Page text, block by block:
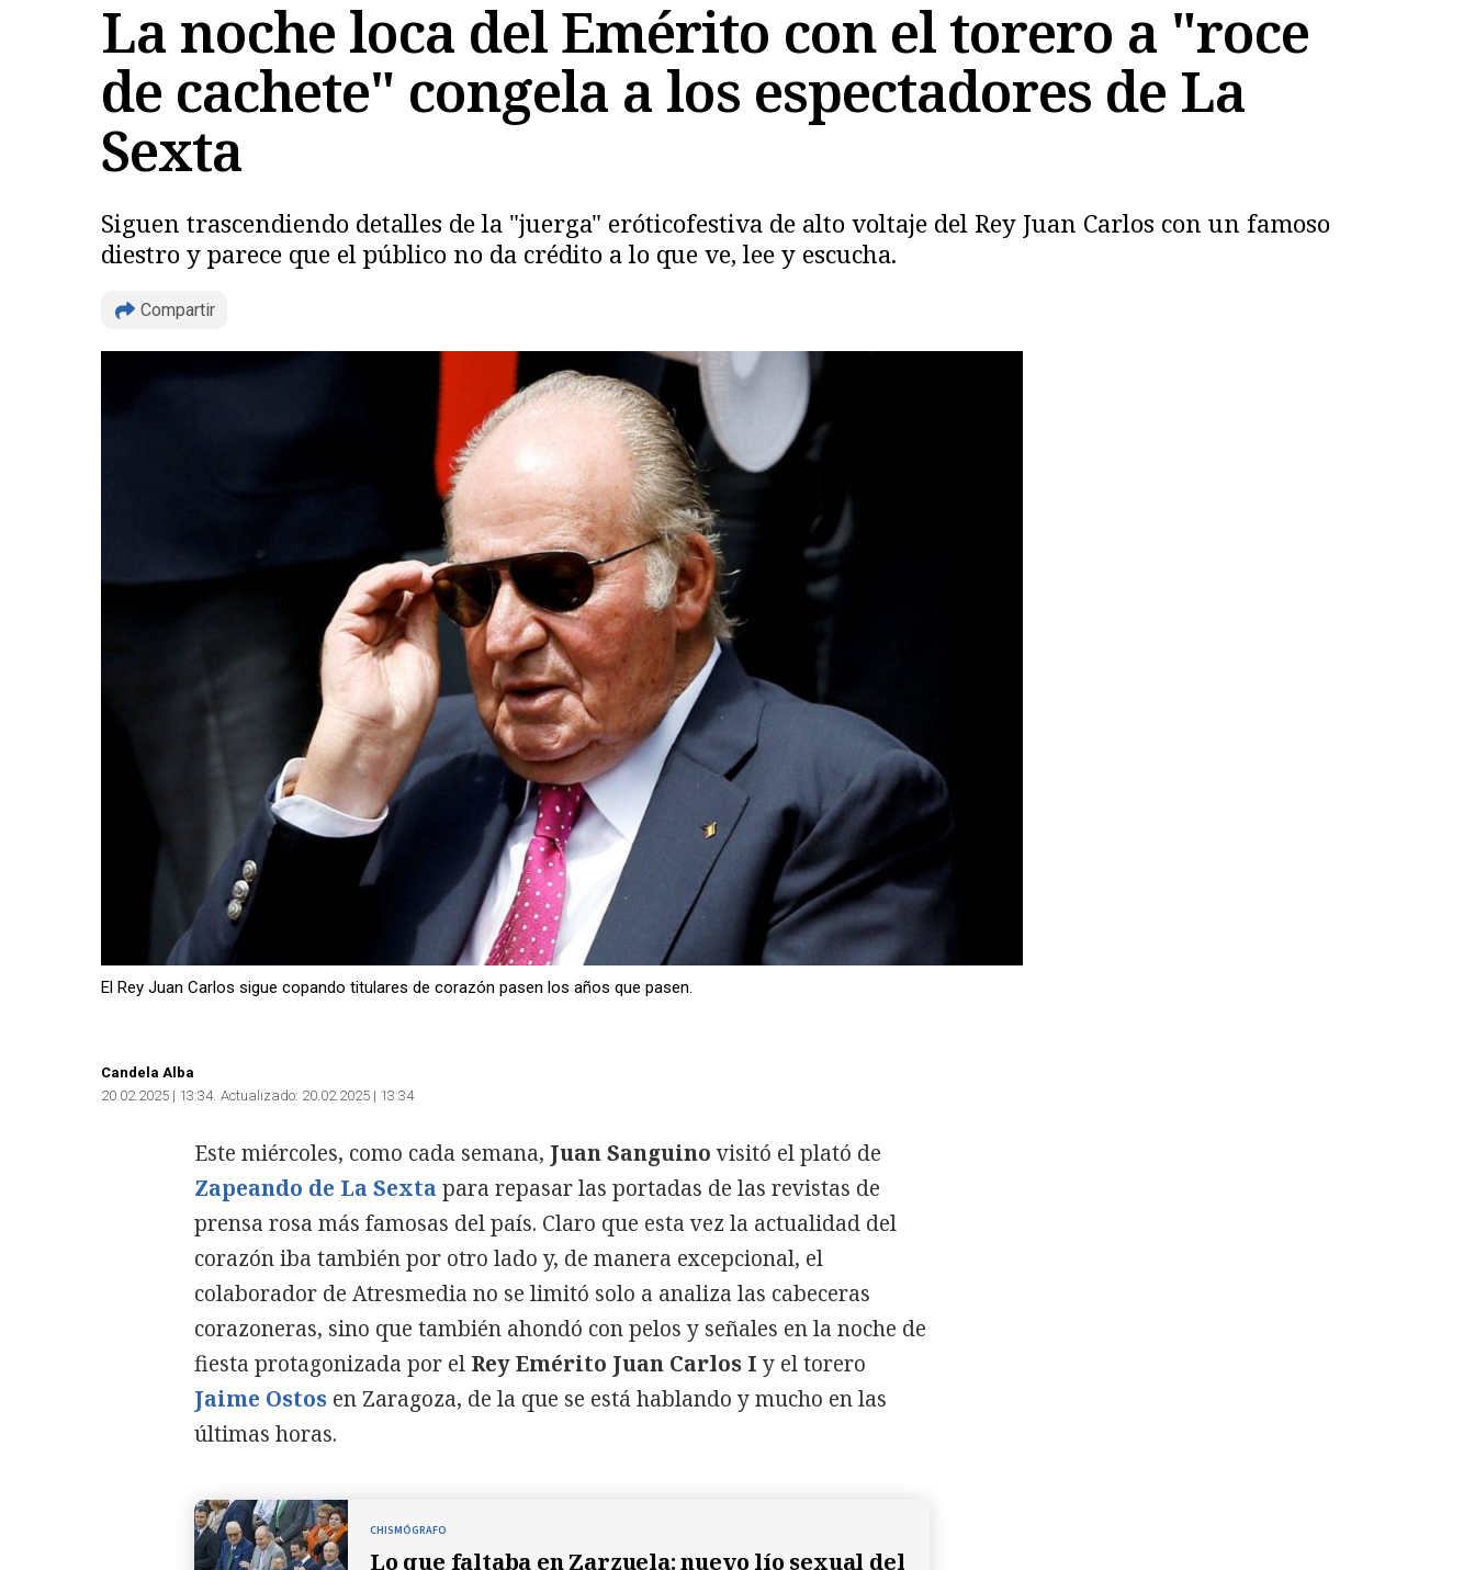
La noche loca del Emérito con el torero a "roce
de cachete" congela a los espectadores de La
Sexta
Siguen trascendiendo detalles de la "juerga" eróticofestiva de alto voltaje del Rey Juan Carlos con un famoso
diestro y parece que el público no da crédito a lo que ve, lee y escucha.
Compartir
El Rey Juan Carlos sigue copando titulares de corazón pasen los años que pasen.
Candela Alba
20.02.2025 | 13:34 Actualizado: 20.02.2025 | 13:34
Este miércoles, como cada semana, Juan Sanguinovisitó el plató de
Zapeando de La Sexta para repasar las portadas de las revistas de
prensa rosa más famosas del país. Claro que esta vez la actualidad del
corazón iba también por otro lado y, de manera excepcional, el
colaborador de Atresmedia no se limitó solo a analiza las cabeceras
corazoneras, sino que también ahondó con pelos y señales en la noche de
fiesta protagonizada por el Rey Emérito Juan Carlos I y el torero
Jaime Ostos en Zaragoza, de la que se está hablando y mucho en las
últimas horas.
CHISMÓGRAFO
Lo que faltaba en Zarzuela: nuevo lío sexual del